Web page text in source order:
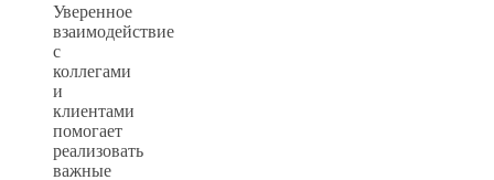
Уверенное
взаимодействие
с
коллегами
и
клиентами
помогает
реализовать
важные